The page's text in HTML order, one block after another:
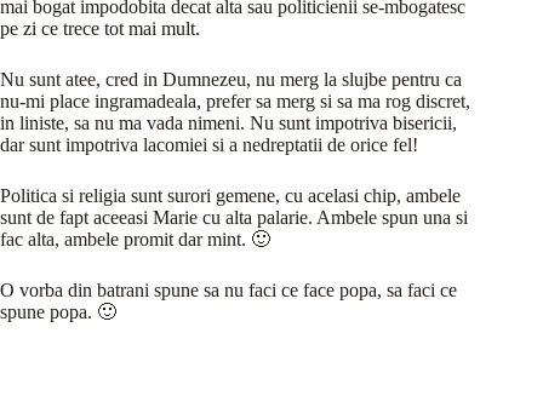
mai bogat impodobita decat alta sau politicienii se-mbogatesc
pe zi ce trece tot mai mult.
Nu sunt atee, cred in Dumnezeu, nu merg la slujbe pentru ca
nu-mi place ingramadeala, prefer sa merg si sa ma rog discret,
in liniste, sa nu ma vada nimeni. Nu sunt impotriva bisericii,
dar sunt impotriva lacomiei si a nedreptatii de orice fel!
Politica si religia sunt surori gemene, cu acelasi chip, ambele
sunt de fapt aceeasi Marie cu alta palarie. Ambele spun una si
fac alta, ambele promit dar mint. 🙂
O vorba din batrani spune sa nu faci ce face popa, sa faci ce
spune popa. 🙂